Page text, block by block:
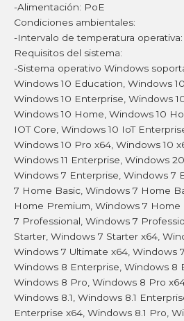
-Alimentación: PoE
Condiciones ambientales:
-Intervalo de temperatura operativa:
Requisitos del sistema:
-Sistema operativo Windows
Windows 10 Education, Windows
Windows 10 Enterprise, Windows
Windows 10 Home, Windows 10
IOT Core, Windows 10 IoT
Windows 10 Pro x64, Windows 10
Windows 11 Enterprise, Windows
Windows 7 Enterprise, Windows 7
7 Home Basic, Windows 7 Home
Home Premium, Windows 7
7 Professional, Windows 7
Starter, Windows 7 Starter x64,
Windows 7 Ultimate x64, Windows
Windows 8 Enterprise, Windows 8
Windows 8 Pro, Windows 8 Pro
Windows 8.1, Windows 8.1
Enterprise x64, Windows 8.1 Pro,